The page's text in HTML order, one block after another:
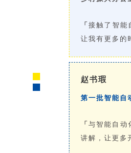
「接触了智能
让我有更多的
赵书瑕
第一批智能自
「与智能自动
讲解，让更多